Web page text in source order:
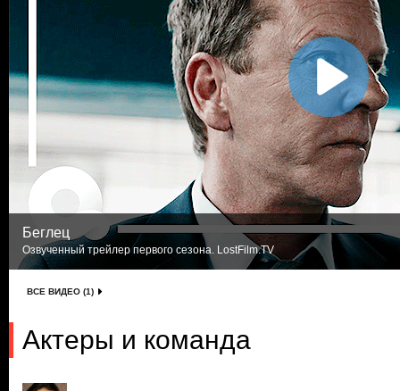
Беглец
Озвученный трейлер первого сезона. LostFilm.TV
ВСЕ ВИДЕО (1)
Актеры и команда